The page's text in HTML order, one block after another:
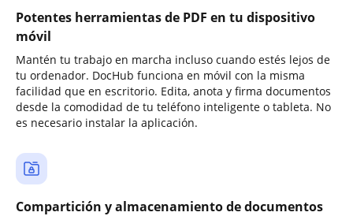
Potentes herramientas de PDF en tu dispositivo
móvil
Mantén tu trabajo en marcha incluso cuando estés lejos de
tu ordenador. DocHub funciona en móvil con la misma
facilidad que en escritorio. Edita, anota y firma documentos
desde la comodidad de tu teléfono inteligente o tableta. No
es necesario instalar la aplicación.
Compartición y almacenamiento de documentos